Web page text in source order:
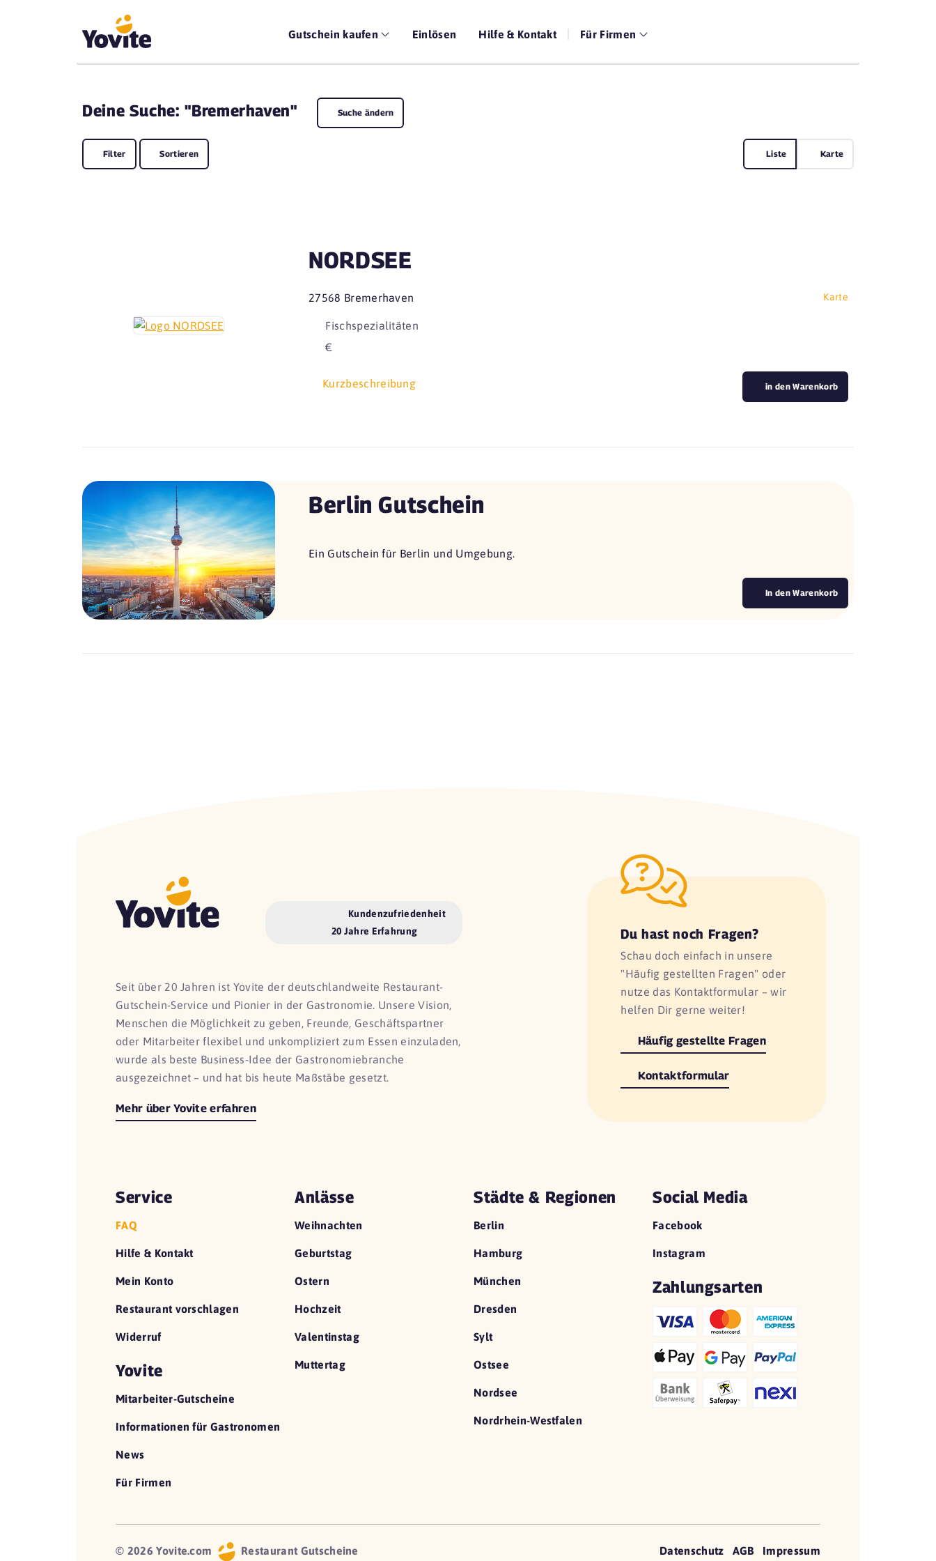
Gutschein kaufen Einlösen Hilfe & Kontakt Für Firmen
Deine Suche: "Bremerhaven" Suche ändern
Filter Sortieren Liste Karte
NORDSEE
27568 Bremerhaven Karte
Fischspezialitäten
€
Kurzbeschreibung in den Warenkorb
Berlin Gutschein
Ein Gutschein für Berlin und Umgebung.
In den Warenkorb
Kundenzufriedenheit
20 Jahre Erfahrung
Seit über 20 Jahren ist Yovite der deutschlandweite Restaurant-
Gutschein-Service und Pionier in der Gastronomie. Unsere Vision,
Menschen die Möglichkeit zu geben, Freunde, Geschäftspartner
oder Mitarbeiter flexibel und unkompliziert zum Essen einzuladen,
wurde als beste Business-Idee der Gastronomiebranche
ausgezeichnet – und hat bis heute Maßstäbe gesetzt.
Mehr über Yovite erfahren
Du hast noch Fragen?
Schau doch einfach in unsere
"Häufig gestellten Fragen" oder
nutze das Kontaktformular – wir
helfen Dir gerne weiter!
Häufig gestellte Fragen
Kontaktformular
Service
FAQ
Hilfe & Kontakt
Mein Konto
Restaurant vorschlagen
Widerruf
Yovite
Mitarbeiter-Gutscheine
Informationen für Gastronomen
News
Für Firmen
Anlässe
Weihnachten
Geburtstag
Ostern
Hochzeit
Valentinstag
Muttertag
Städte & Regionen
Berlin
Hamburg
München
Dresden
Sylt
Ostsee
Nordsee
Nordrhein-Westfalen
Social Media
Facebook
Instagram
Zahlungsarten
© 2026 Yovite.com Restaurant Gutscheine Datenschutz AGB Impressum